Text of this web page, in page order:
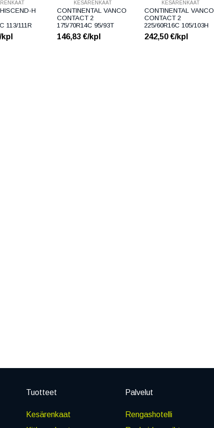
H
113/111R
KESÄRENKAAT
CONTINENTAL VANCO
CONTACT 2
175/70R14C 95/93T
146,83€/kpl
KESÄRENKAAT
CONTINENTAL VANCO
CONTACT 2
225/60R16C 105/103H
242,50 €/kpl
Tuotteet
Kesärenkaat
Palvelut
Rengashotelli